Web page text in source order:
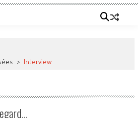
> Interview